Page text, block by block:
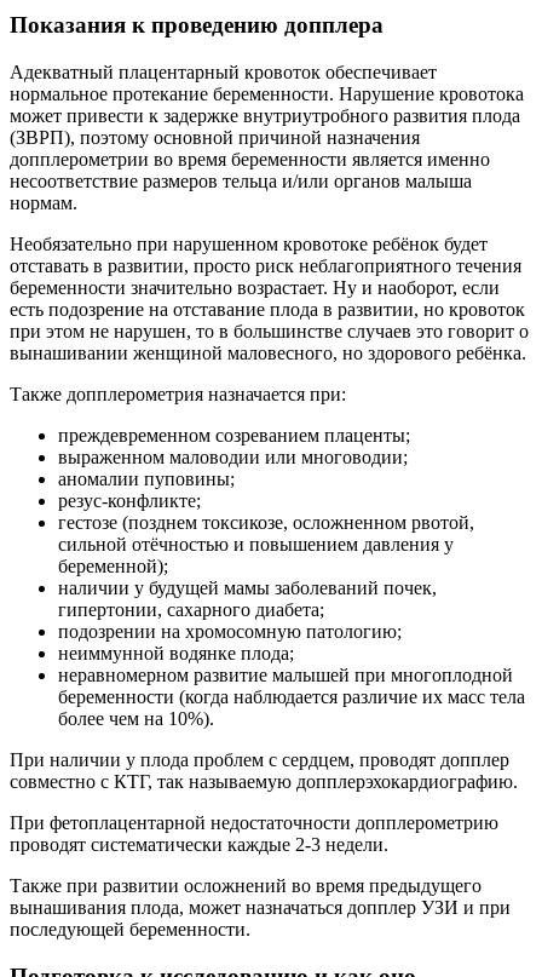
Показания к проведению допплера
Адекватный плацентарный кровоток обеспечивает
нормальное протекание беременности. Нарушение кровотока
может привести к задержке внутриутробного развития плода
(ЗВРП), поэтому основной причиной назначения
допплерометрии во время беременности является именно
несоответствие размеров тельца и/или органов малыша
нормам.
Необязательно при нарушенном кровотоке ребёнок будет
отставать в развитии, просто риск неблагоприятного течения
беременности значительно возрастает. Ну и наоборот, если
есть подозрение на отставание плода в развитии, но кровоток
при этом не нарушен, то в большинстве случаев это говорит о
вынашивании женщиной маловесного, но здорового ребёнка.
Также допплерометрия назначается при:
преждевременном созреванием плаценты;
выраженном маловодии или многоводии;
аномалии пуповины;
резус-конфликте;
гестозе (позднем токсикозе, осложненном рвотой,
сильной отёчностью и повышением давления у
беременной);
наличии у будущей мамы заболеваний почек,
гипертонии, сахарного диабета;
подозрении на хромосомную патологию;
неиммунной водянке плода;
неравномерном развитие малышей при многоплодной
беременности (когда наблюдается различие их масс тела
более чем на 10%).
При наличии у плода проблем с сердцем, проводят допплер
совместно с КТГ, так называемую допплерэхокардиографию.
При фетоплацентарной недостаточности допплерометрию
проводят систематически каждые 2-3 недели.
Также при развитии осложнений во время предыдущего
вынашивания плода, может назначаться допплер УЗИ и при
последующей беременности.